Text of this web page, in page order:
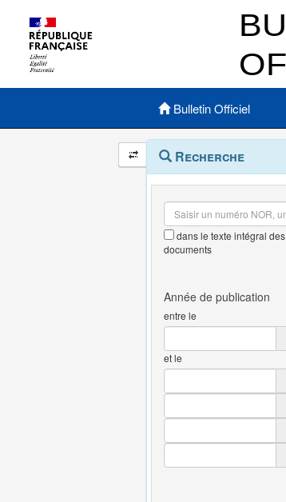
Menu principal
Bulletin Officiel
Navigation
et
outils
annexes
Menu
contextuel
Recherche
dans le texte intégral des
documents
entre le
et le